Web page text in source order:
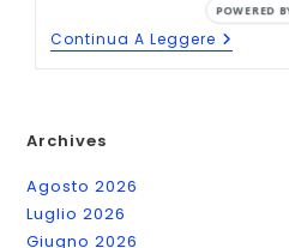
Continua A Leggere Concorsi
Letterari
Archives
Agosto 2026
Luglio 2026
Giugno 2026